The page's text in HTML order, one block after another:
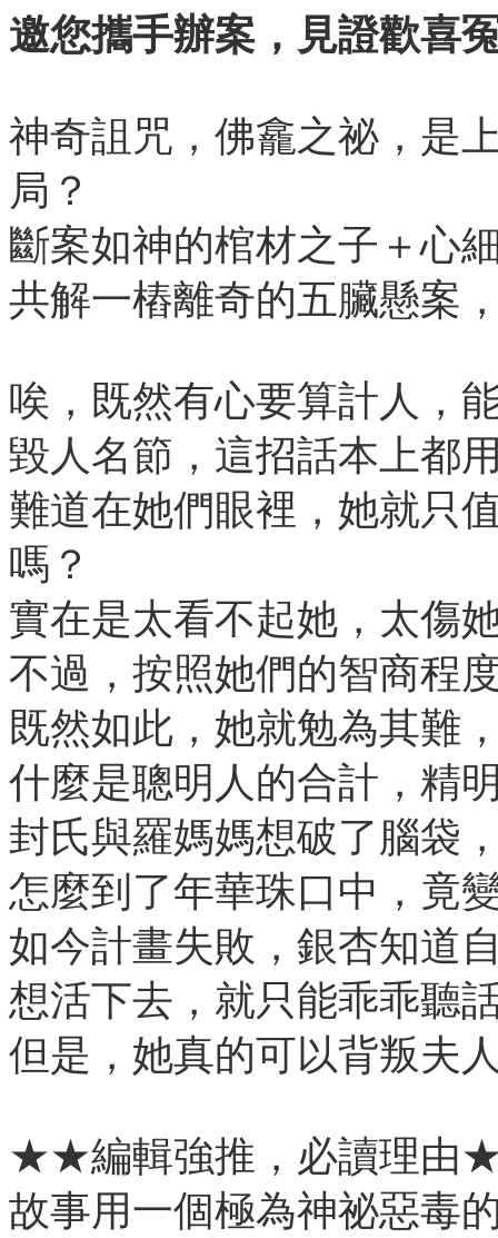
邀您攜手辦案，見證歡喜
神奇詛咒，佛龕之祕，是
局？
斷案如神的棺材之子＋心
共解一樁離奇的五臟懸案
唉，既然有心要算計人，
毀人名節，這招話本上都
難道在她們眼裡，她就只
嗎？
實在是太看不起她，太傷
不過，按照她們的智商程
既然如此，她就勉為其難
什麼是聰明人的合計，精
封氏與羅媽媽想破了腦袋
怎麼到了年華珠口中，竟
如今計畫失敗，銀杏知道
想活下去，就只能乖乖聽
但是，她真的可以背叛夫
★★編輯強推，必讀理
故事用一個極為神祕惡毒